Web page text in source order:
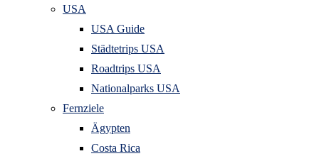
USA
USA Guide
Städtetrips USA
Roadtrips USA
Nationalparks USA
Fernziele
Ägypten
Costa Rica